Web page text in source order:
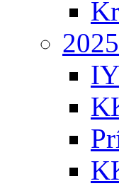
2025